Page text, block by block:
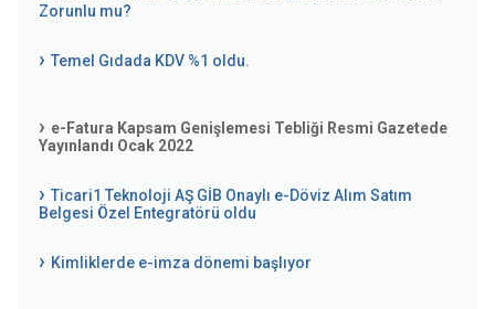
Zorunlu mu?
Temel Gıdada KDV %1 oldu.
e-Fatura Kapsam Genişlemesi Tebliği Resmi Gazetede
Yayınlandı Ocak 2022
Ticari1 Teknoloji AŞ GİB Onaylı e-Döviz Alım Satım
Belgesi Özel Entegratörü oldu
Kimliklerde e-imza dönemi başlıyor